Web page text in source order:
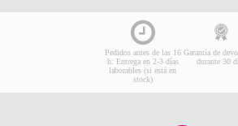
Pedidos antes de las 16
h: Entrega en 2-3 días
laborables (si está en
stock)
Garantía de
durante 30